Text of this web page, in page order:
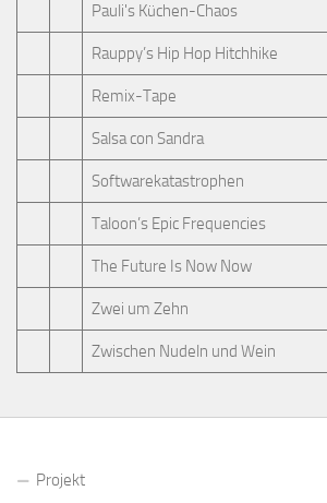
Pauli's Küchen-Chaos
Rauppy’s Hip Hop Hitchhike
Remix-Tape
Salsa con Sandra
Softwarekatastrophen
Taloon’s Epic Frequencies
The Future Is Now Now
Zwei um Zehn
Zwischen Nudeln und Wein
Projekt